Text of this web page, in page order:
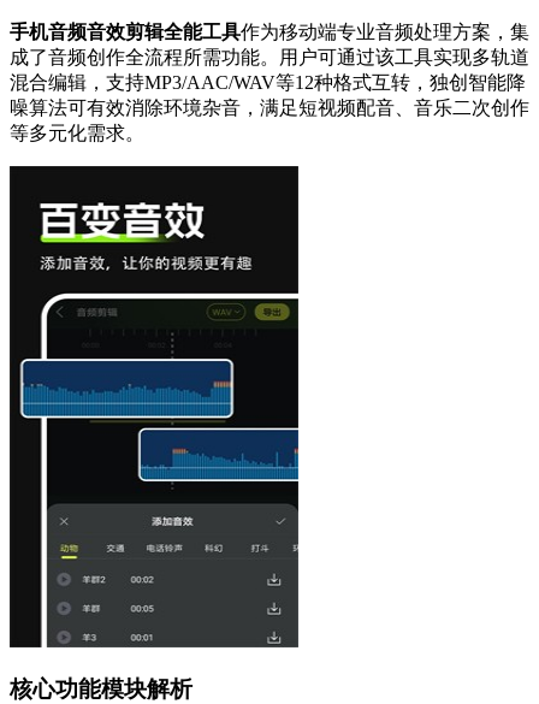
手机音频音效剪辑全能工具作为移动端专业音频处理方案，集
成了音频创作全流程所需功能。用户可通过该工具实现多轨道
混合编辑，支持MP3/AAC/WAV等12种格式互转，独创智能降
噪算法可有效消除环境杂音，满足短视频配音、音乐二次创作
等多元化需求。
核心功能模块解析